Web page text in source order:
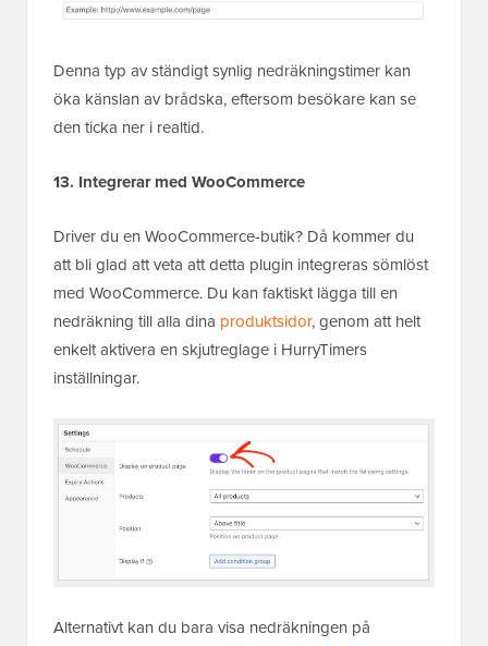
Denna typ av ständigt synlig nedräkningstimer kan
öka känslan av brådska, eftersom besökare kan se
den ticka ner i realtid.
13. Integrerar med WooCommerce
Driver du en WooCommerce-butik? Då kommer du
att bli glad att veta att detta plugin integreras sömlöst
med WooCommerce. Du kan faktiskt lägga till en
nedräkning till alla dina produktsidor, genom att helt
enkelt aktivera en skjutreglage i HurryTimers
inställningar.
Alternativt kan du bara visa nedräkningen på